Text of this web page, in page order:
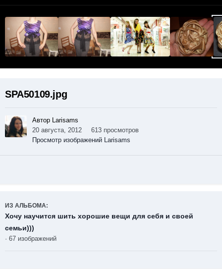
SPA50109.jpg
Автор Larisams
20 августа, 2012
613 просмотров
Просмотр изображений Larisams
ИЗ АЛЬБОМА:
Хочу научится шить хорошие вещи для себя и своей
семьи)))
· 67 изображений